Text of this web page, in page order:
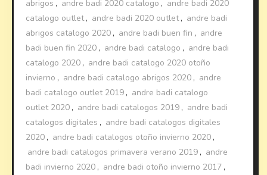
abrigos , andre badi 2020 catalogo , andre badi 2020
catalogo outlet, andre badi 2020 outlet, andre badi
abrigos catalogo 2020 , andre badi buen fin , andre
badi buen fin 2020 , andre badi catalogo , andre badi
catalogo 2020 , andre badi catalogo 2020 otoño
invierno , andre badi catalogo abrigos 2020 , andre
badi catalogo outlet 2019 , andre badi catalogo
outlet 2020 , andre badi catalogos 2019 , andre badi
catalogos digitales , andre badi catalogos digitales
2020 , andre badi catalogos otoño invierno 2020 ,
andre badi catalogos primavera verano 2019 , andre
badi invierno 2020 , andre badi otoño invierno 2017 ,